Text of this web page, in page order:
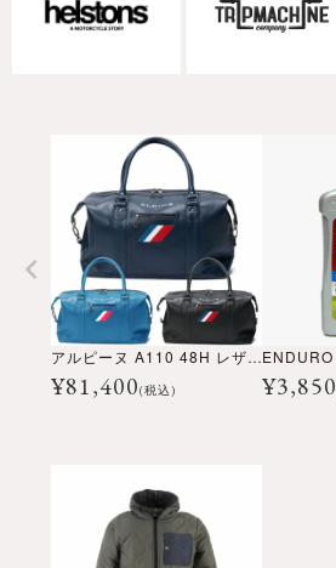
アルピーヌ A110 48H レザーバッグ
¥81,400(税込) ¥3,850